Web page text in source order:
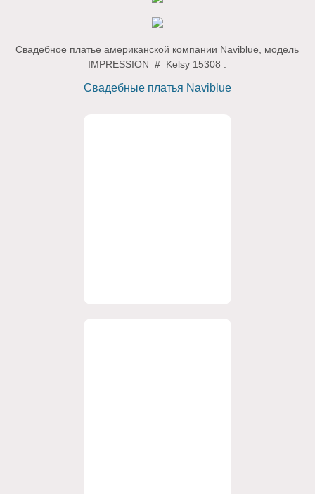
Свадебное платье американской компании Naviblue, модель
IMPRESSION # Kelsy 15308 .
Свадебные платья Naviblue